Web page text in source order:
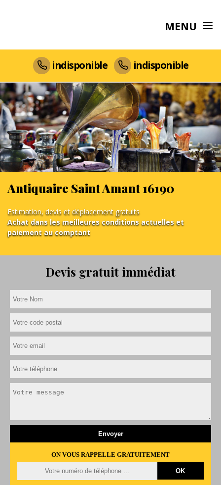
MENU
indisponible indisponible
Antiquaire Saint Amant 16190
Estimation, devis et déplacement gratuits
Achat dans les meilleures conditions actuelles et
paiement au comptant
Devis gratuit immédiat
ON VOUS RAPPELLE GRATUITEMENT